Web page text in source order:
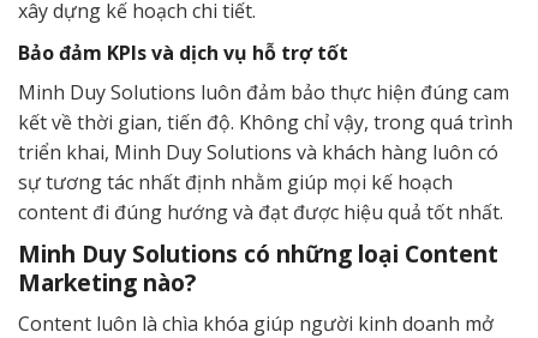
xây dựng kế hoạch chi tiết.
Bảo đảm KPIs và dịch vụ hỗ trợ tốt
Minh Duy Solutions luôn đảm bảo thực hiện đúng cam
kết về thời gian, tiến độ. Không chỉ vậy, trong quá trình
triển khai, Minh Duy Solutions và khách hàng luôn có
sự tương tác nhất định nhằm giúp mọi kế hoạch
content đi đúng hướng và đạt được hiệu quả tốt nhất.
Minh Duy Solutions có những loại Content
Marketing nào?
Content luôn là chìa khóa giúp người kinh doanh mở